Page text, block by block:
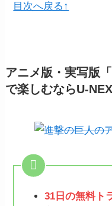
目次へ戻る↑
アニメ版・実写版
で楽しむならU-
31日の無料ト